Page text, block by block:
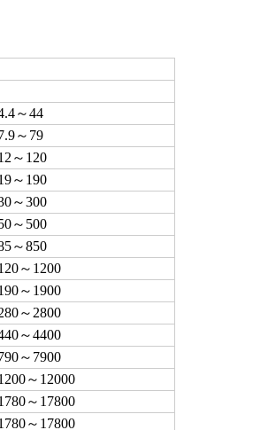
～44
～79
～120
～190
～300
～500
～850
～1200
～1900
～2800
～4400
～7900
～12000
～17800
～17800